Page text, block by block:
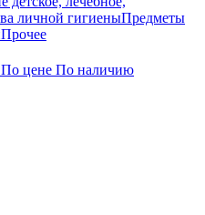
личной гигиеныПредметы
Прочее
По цене По наличию